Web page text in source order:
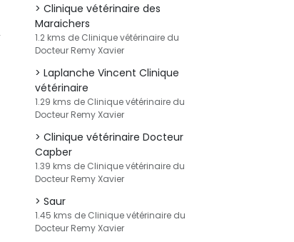
Clinique vétérinaire des
Maraichers
1.2 kms de Clinique vétérinaire du
Docteur Remy Xavier
Laplanche Vincent Clinique
vétérinaire
1.29 kms de Clinique vétérinaire du
Docteur Remy Xavier
Clinique vétérinaire Docteur
Capber
1.39 kms de Clinique vétérinaire du
Docteur Remy Xavier
Saur
1.45 kms de Clinique vétérinaire du
Docteur Remy Xavier